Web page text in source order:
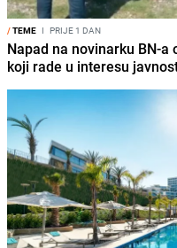
/TEME I PRIJE 1 DAN
Napad na novinarku BN-
koji rade u interesu